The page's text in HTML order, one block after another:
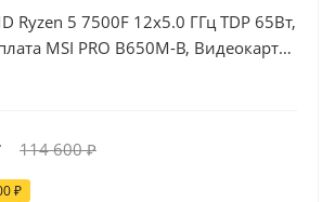
Ryzen 5 7500F 12x5.0 ГГц TDP 65Вт,
MSI PRO B650M-B, Видеокарта
DDR5 32Gb, Диски SSD
114 600₽
₽